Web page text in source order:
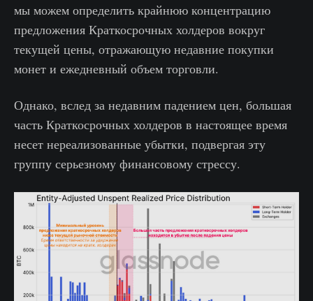
мы можем определить крайнюю концентрацию
предложения Краткосрочных холдеров вокруг
текущей цены, отражающую недавние покупки
монет и ежедневный объем торговли.
Однако, вслед за недавним падением цен, большая
часть Краткосрочных холдеров в настоящее время
несет нереализованные убытки, подвергая эту
группу серьезному финансовому стрессу.